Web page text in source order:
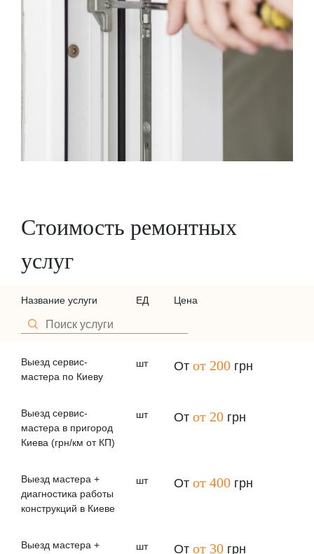
Стоимость ремонтных
услуг
Название услуги ЕД Цена
Выезд сервис-
мастера по Киеву
шт От от 200 грн
Выезд сервис-
мастера в пригород
Киева (грн/км от КП)
шт От от 20 грн
Выезд мастера +
диагностика работы
конструкций в Киеве
шт От от 400 грн
Выезд мастера + шт От от 30 грн